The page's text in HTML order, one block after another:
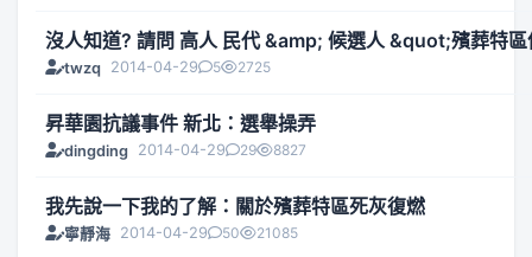
沒人知道? 請問 高人 民代 &amp; 候選人 &quot;殯葬特
twzq 2014-04-29 5 2725
昇華園抗議事件 新北：選舉操弄
dingding 2014-04-29 29 8827
我先說一下我的了解：關於殯葬特區死灰復燃
寧靜海 2014-04-29 50 21085